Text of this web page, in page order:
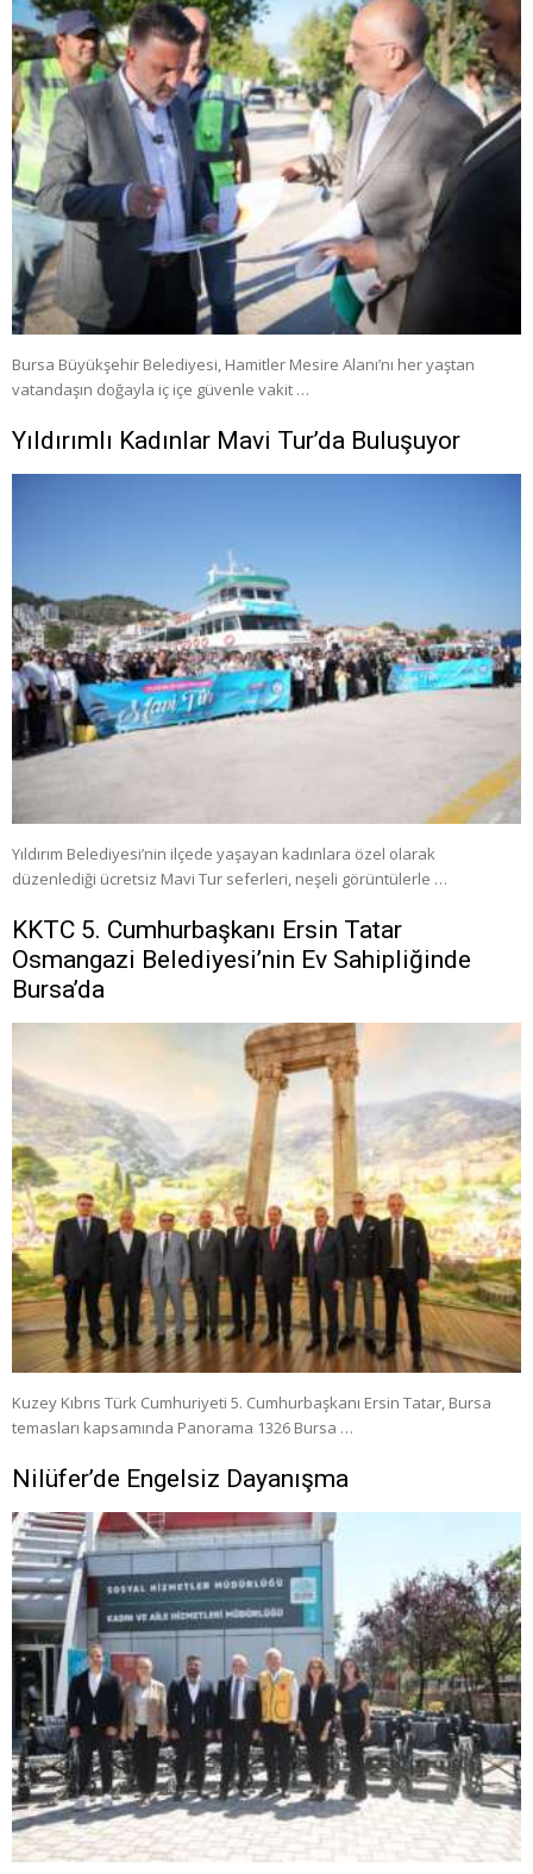
Bursa Büyükşehir Belediyesi, Hamitler Mesire Alanı’nı her yaştan
vatandaşın doğayla iç içe güvenle vakit …
Yıldırımlı Kadınlar Mavi Tur’da Buluşuyor
Yıldırım Belediyesi’nin ilçede yaşayan kadınlara özel olarak
düzenlediği ücretsiz Mavi Tur seferleri, neşeli görüntülerle …
KKTC 5. Cumhurbaşkanı Ersin Tatar
Osmangazi Belediyesi’nin Ev Sahipliğinde
Bursa’da
Kuzey Kıbrıs Türk Cumhuriyeti 5. Cumhurbaşkanı Ersin Tatar, Bursa
temasları kapsamında Panorama 1326 Bursa …
Nilüfer’de Engelsiz Dayanışma